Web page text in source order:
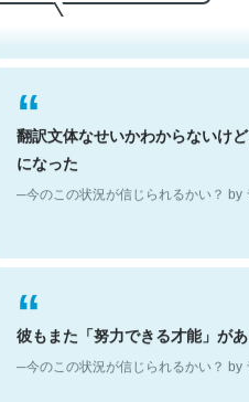
翻訳文体なせいかわからないけ
になった
─今のこの状況が信じられるかい？ by
彼もまた「努力できる才能」があ
─今のこの状況が信じられるかい？ by